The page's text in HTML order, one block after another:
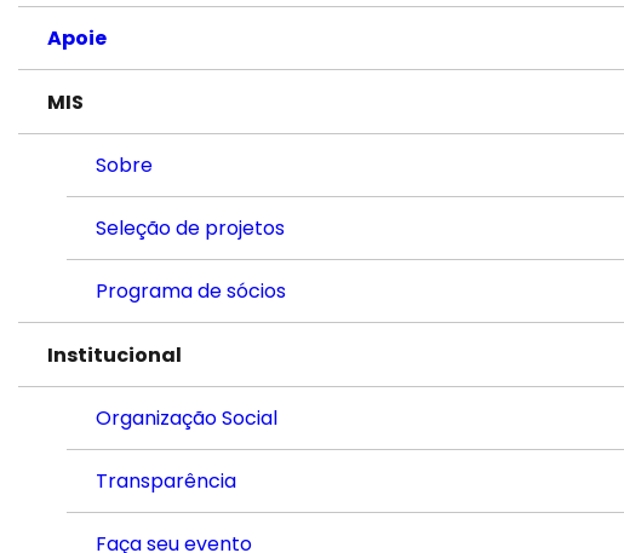
Apoie
MIS
Sobre
Seleção de projetos
Programa de sócios
Institucional
Organização Social
Transparência
Faça seu evento